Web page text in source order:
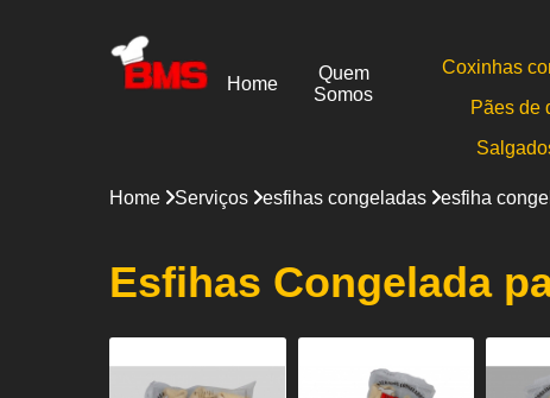
Home
Quem
Somos
Coxinhas
Pães de
Home Serviços esfihas congeladas esfiha
Esfihas Congelada